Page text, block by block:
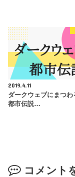
2019.4.11
ダークウェブにまつわ
都市伝説…
コメント